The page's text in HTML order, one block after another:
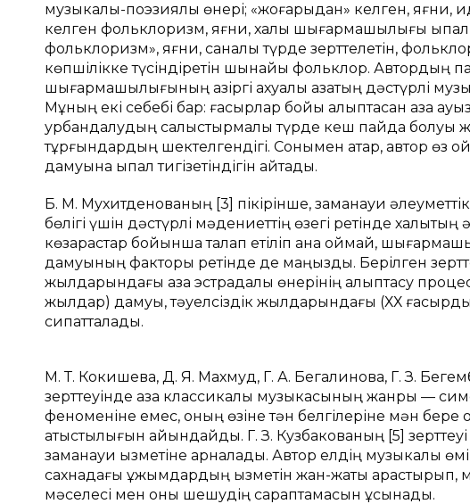
музыкалық-поэзиялық өнері; «жоғарыдан» келген,
келген фольклоризм, яғни, халық шығармашылығы
фольклоризм», яғни, саналы түрде зерттелетін,
көпшілікке түсіндіретін шынайы фольклор. Автордың
шығармашылығының қазіргі ахуалы қазақтың дәстүрлі
Мұның екі себебі бар: ғасырлар бойы қалыптасқан қазақ
урбандалудың салыстырмалы түрде кеш пайда болуы
тұрғындардың шектелгендігі. Сонымен қатар, автор
дамуына ықпал тигізетіндігін айтады.
Б. М. Мухитденованың [3] пікірінше, заманауи
бөлігі үшін дәстүрлі мәдениеттің өзегі ретінде
көзқарастар бойынша талап етіліп қана қоймай,
дамуының факторы ретінде де маңызды. Берілген
жылдарындағы қазақ эстрадалық өнерінің қалыптасу
жылдар) дамуы, тәуелсіздік жылдарындағы (ХХ
сипатталады.
М. Т. Кокишева, Д. Я. Махмуд, Г. А. Бегалинова, Г. З.
зерттеуінде қазақ классикалық музыкасының жанры —
феноменіне емес, оның өзіне тән белгілеріне мән
қатыстылығын айқындайды. Г. З. Кузбакованың [5]
заманауи қызметіне арналады. Автор елдің музыкалық
сахнадағы ұжымдардың қызметін жан-жақты қарастырып,
мәселесі мен оны шешудің сараптамасын ұсынады.